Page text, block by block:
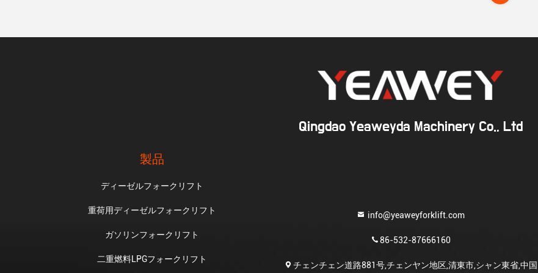
Qingdao Yeaweyda Machinery Co., Ltd
製品
ディーゼルフォークリフト
重荷用ディーゼルフォークリフト
ガソリンフォークリフト
二重燃料LPGフォークリフト
info@yeaweyforklift.com
86-532-87666160
チェンチェン道路881号,チェンヤン地区,清東市,シャン東省,中国